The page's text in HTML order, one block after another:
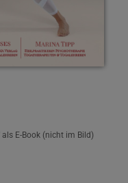
als E-Book (nicht im Bild)